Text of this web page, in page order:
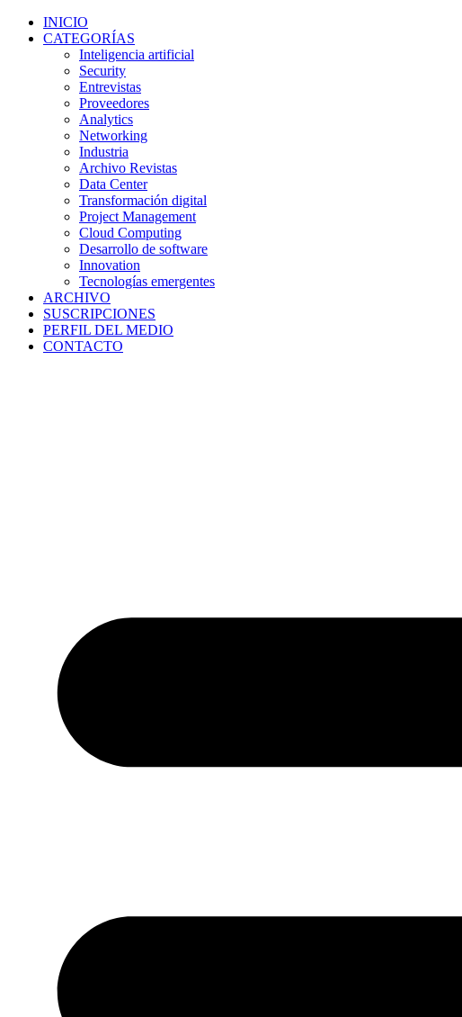
INICIO
CATEGORÍAS
Inteligencia artificial
Security
Entrevistas
Proveedores
Analytics
Networking
Industria
Archivo Revistas
Data Center
Transformación digital
Project Management
Cloud Computing
Desarrollo de software
Innovation
Tecnologías emergentes
ARCHIVO
SUSCRIPCIONES
PERFIL DEL MEDIO
CONTACTO